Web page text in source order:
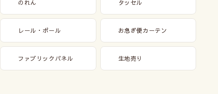
のれん タッセル
レール・ポール お急ぎ便カーテン
ファブリックパネル 生地売り